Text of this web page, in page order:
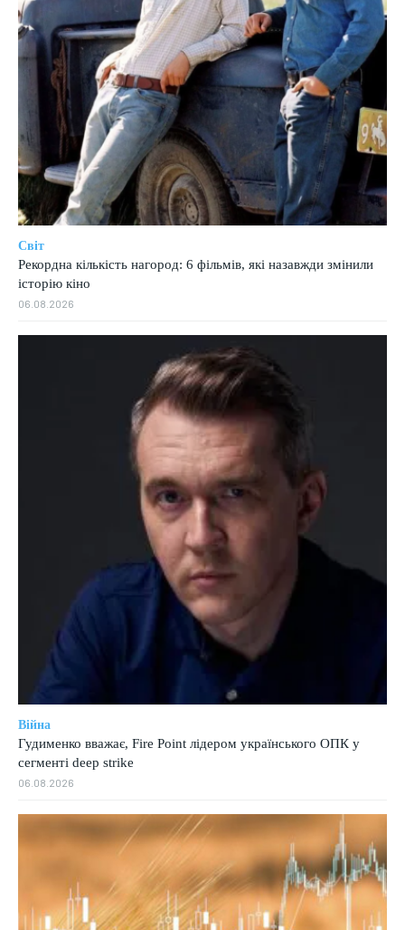
Світ
Рекордна кількість нагород: 6 фільмів, які назавжди змінили
історію кіно
06.08.2026
Війна
Гудименко вважає, Fire Point лідером українського ОПК у
сегменті deep strike
06.08.2026